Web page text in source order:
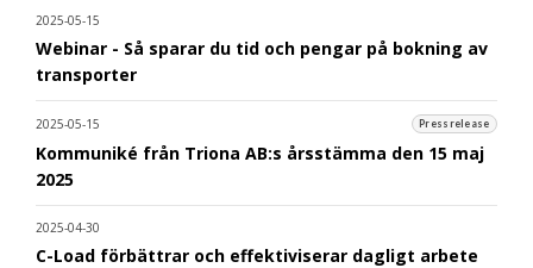
2025-05-15
Webinar - Så sparar du tid och pengar på bokning av
transporter
2025-05-15 Pressrelease
Kommuniké från Triona AB:s årsstämma den 15 maj
2025
2025-04-30
C-Load förbättrar och effektiviserar dagligt arbete